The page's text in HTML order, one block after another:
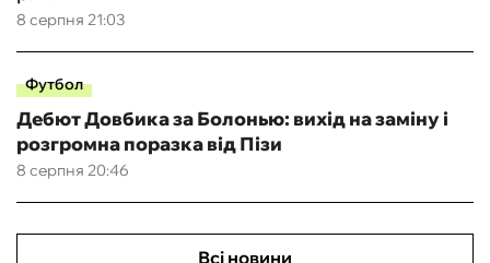
8 серпня 21:03
Футбол
8 серпня 20:46
Дебют Довбика за Болонью: вихід на заміну і
розгромна поразка від Пізи
Всі новини